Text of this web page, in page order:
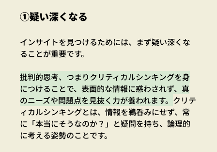
①疑い深くなる
インサイトを見つけるためには、まず疑い深くな
ることが重要です。
批判的思考、つまりクリティカルシンキングを身
につけることで、表面的な情報に惑わされず、真
のニーズや問題点を見抜く力が養われます。 クリテ
ィカルシンキングとは、情報を鵜呑みにせず、常
に「本当にそうなのか？」と疑問を持ち、論理的
に考える姿勢のことです。